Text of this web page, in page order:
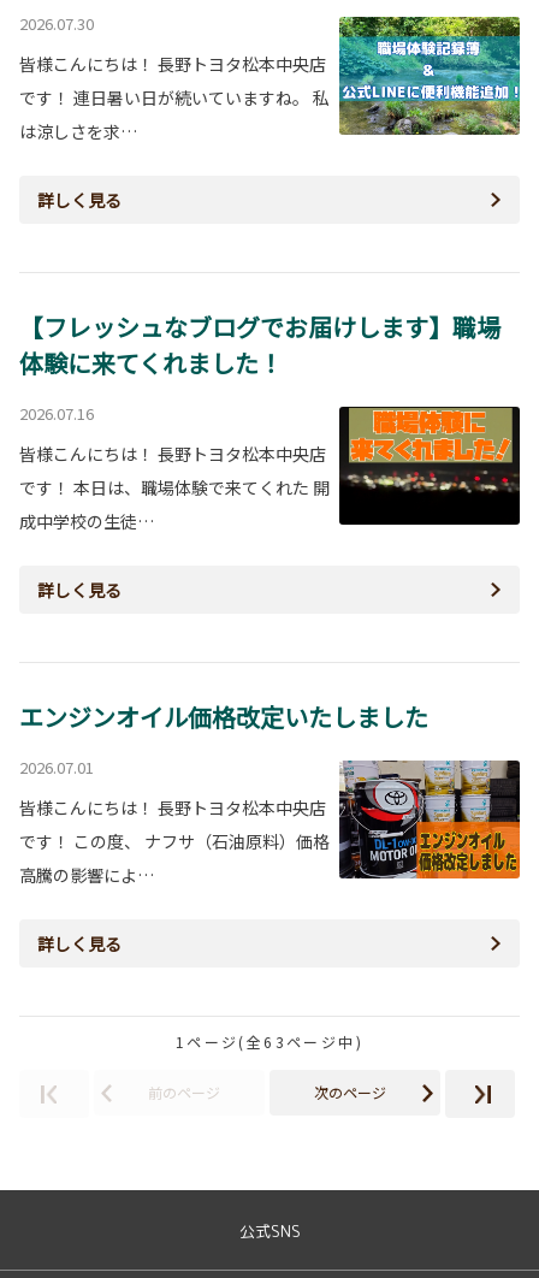
2026.07.30
皆様こんにちは！ 長野トヨタ松本中央店
です！ 連日暑い日が続いていますね。 私
は涼しさを求…
詳しく見る
【フレッシュなブログでお届けします】職場
体験に来てくれました！
2026.07.16
皆様こんにちは！ 長野トヨタ松本中央店
です！ 本日は、職場体験で来てくれた 開
成中学校の生徒…
詳しく見る
エンジンオイル価格改定いたしました
2026.07.01
皆様こんにちは！ 長野トヨタ松本中央店
です！ この度、 ナフサ（石油原料）価格
高騰の影響によ…
詳しく見る
1ページ(全63ページ中)
前のページ 次のページ
公式SNS